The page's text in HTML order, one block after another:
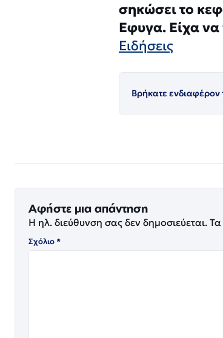
σηκώσει το
Εφυγα. Είχα
Ειδήσεις
Βρήκατε ενδιαφέρον
Αφήστε μια απάντηση
Η ηλ. διεύθυνση σας δεν δημοσιεύεται. Τα
Σχόλιο*